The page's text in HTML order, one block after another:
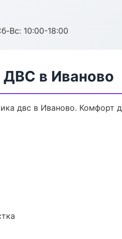
Вс: 10:00-18:00
ДВС в Иваново
двс в Иваново. Комфорт